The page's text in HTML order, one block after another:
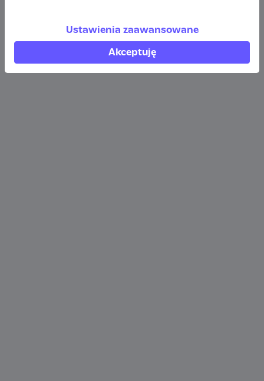
Zobacz więcej
Ustawienia zaawansowane
Akceptuję